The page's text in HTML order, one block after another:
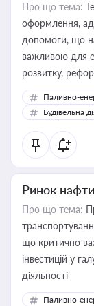
Про що тема:
оформлення,
допомоги, що
важливою для
розвитку,
Паливно-
Будівельна
Ринок нафти
Про що тема:
що критично
інвестицій у
діяльності
Паливно-